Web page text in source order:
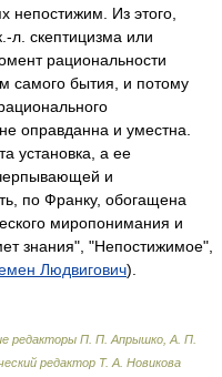
непостижим. Из этого,
л. скептицизма или
рациональности
самого бытия, и потому
оправданна и уместна.
установка, а ее
и
по Франку, обогащена
миропонимания и
знания", "Непостижимое",
Людвигович).
редакторы П. П. Апрышко, А. П.
редактор Т. А. Новикова